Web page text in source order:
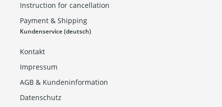
Instruction for cancellation
Payment & Shipping
Kundenservice (deutsch)
Kontakt
Impressum
AGB & Kundeninformation
Datenschutz